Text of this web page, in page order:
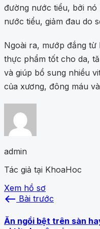
đường nước tiểu, bởi nó
nước tiểu, giảm đau do
Ngoài ra, mướp đắng
thực phẩm tốt cho da,
và giúp bổ sung nhiều
của xương, đông máu
admin
Tác giả tại KhoaHoc
Xem hồ sơ
west Bài trước
Ăn ngồi bệt trên sàn